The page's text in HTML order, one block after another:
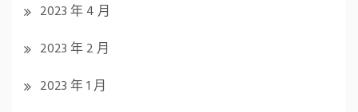
2023 年 4 月
2023 年 2 月
2023 年 1 月